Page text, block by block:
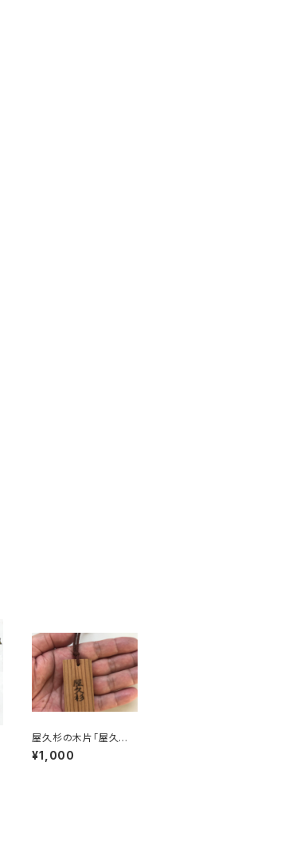
屋久杉の木片「屋久杉
千年の記憶」ホルダー
【送料無料】
¥1,000